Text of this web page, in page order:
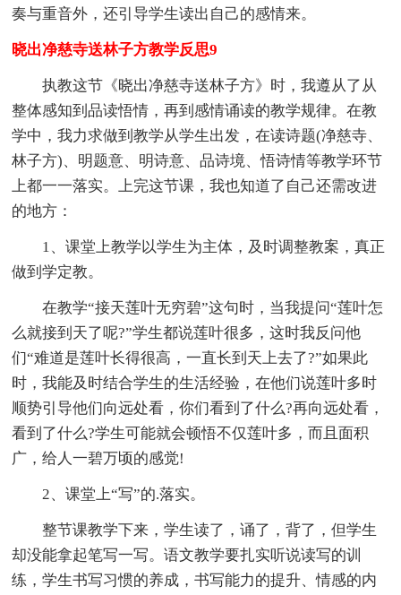
奏与重音外，还引导学生读出自己的感情来。
晓出净慈寺送林子方教学反思9
执教这节《晓出净慈寺送林子方》时，我遵从了从
整体感知到品读悟情，再到感情诵读的教学规律。在教
学中，我力求做到教学从学生出发，在读诗题(净慈寺、
林子方)、明题意、明诗意、品诗境、悟诗情等教学环节
上都一一落实。上完这节课，我也知道了自己还需改进
的地方：
1、课堂上教学以学生为主体，及时调整教案，真正
做到学定教。
在教学“接天莲叶无穷碧”这句时，当我提问“莲叶怎
么就接到天了呢?”学生都说莲叶很多，这时我反问他
们“难道是莲叶长得很高，一直长到天上去了?”如果此
时，我能及时结合学生的生活经验，在他们说莲叶多时
顺势引导他们向远处看，你们看到了什么?再向远处看，
看到了什么?学生可能就会顿悟不仅莲叶多，而且面积
广，给人一碧万顷的感觉!
2、课堂上“写”的.落实。
整节课教学下来，学生读了，诵了，背了，但学生
却没能拿起笔写一写。语文教学要扎实听说读写的训
练，学生书写习惯的养成，书写能力的提升、情感的内